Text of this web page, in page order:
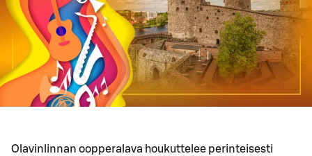
Olavinlinnan oopperalava houkuttelee perinteisesti